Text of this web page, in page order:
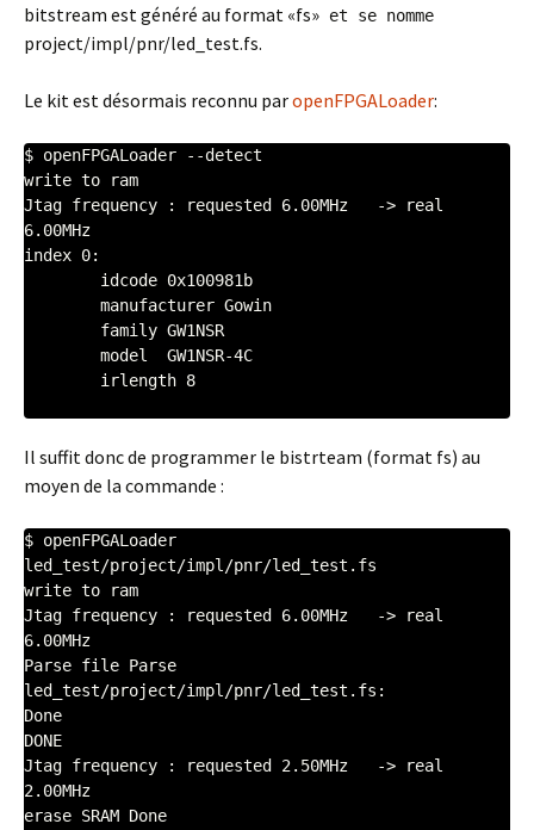
bitstream est généré au format «fs» et se nomme
project/impl/pnr/led_test.fs.
Le kit est désormais reconnu paropenFPGALoader:
$ openFPGALoader --detect
write to ram
Jtag frequency : requested 6.00MHz   -> real
6.00MHz
index 0:
Il suffit donc de programmer le bistrteam (format fs) au
moyen de la commande :
$ openFPGALoader
led_test/project/impl/pnr/led_test.fs
write to ram
Jtag frequency : requested 6.00MHz   -> real
6.00MHz
Parse file Parse
led_test/project/impl/pnr/led_test.fs:
Done
DONE
Jtag frequency : requested 2.50MHz   -> real
2.00MHz
erase SRAM Done